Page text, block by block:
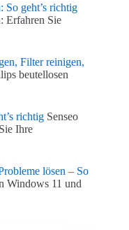
So geht’s richtig
Erfahren Sie
Filter reinigen,
beutellosen
richtig Senseo
Ihre
lösen – So
Windows 11 und